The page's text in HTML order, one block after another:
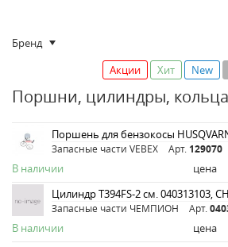
Бренд
Акции
Хит New
Поршни, цилиндры,
Поршень для бензокосы
Запасные части VEBEX Арт. 129070
В наличии цена
Цилиндр T394FS-2 см. 040313103,
Запасные части ЧЕМПИОН Арт.
В наличии цена